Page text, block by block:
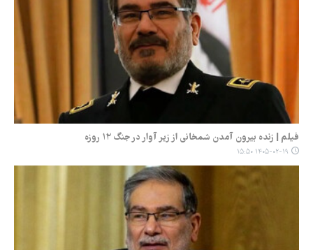
فیلم | زنده بیرون آمدن شمخانی از زیر آوار در جنگ ۱۲ روزه
۱۴۰۵-۰۲-۱۹ ۱۵:۵۰